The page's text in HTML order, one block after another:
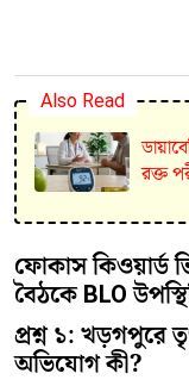
Also Read
রক্ত
ফোকাস কিওয়ার্ড
বৈঠকে BLO
প্রশ্ন ১: খড়গপুরে
অভিযোগ কী?